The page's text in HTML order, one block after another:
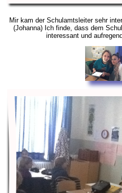
Mir kam der Schulamtsleiter sehr
(Johanna) Ich finde, dass dem
interessant und